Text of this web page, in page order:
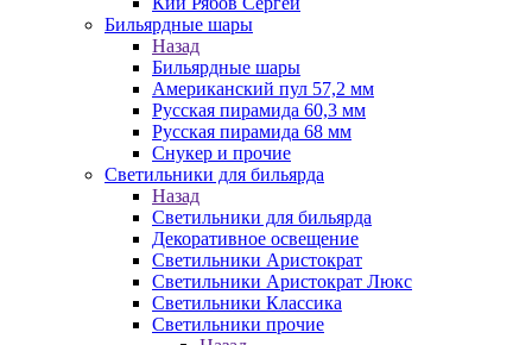
Бильярдные шары
Назад
Бильярдные шары
Американский пул 57,2 мм
Русская пирамида 60,3 мм
Русская пирамида 68 мм
Снукер и прочие
Светильники для бильярда
Назад
Светильники для бильярда
Декоративное освещение
Светильники Аристократ
Светильники Аристократ Люкс
Светильники Классика
Светильники прочие